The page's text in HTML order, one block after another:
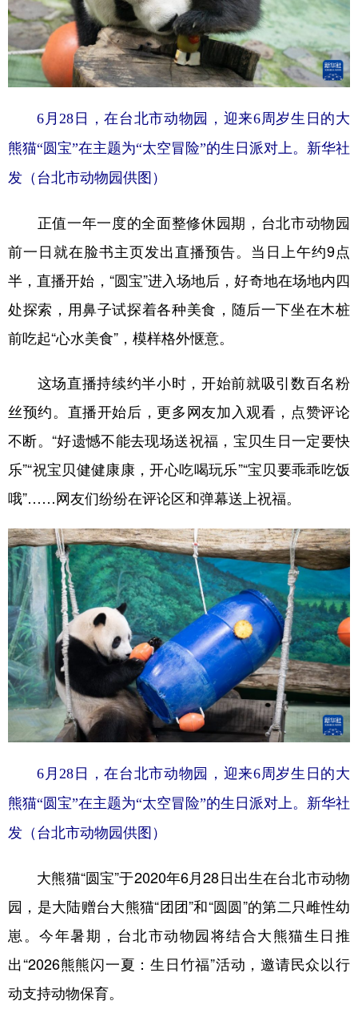
6月28日，在台北市动物园，迎来6周岁生日的大
熊猫“圆宝”在主题为“太空冒险”的生日派对上。 新华社
发（台北市动物园供图）
正值一年一度的全面整修休园期，台北市动物园
前一日就在脸书主页发出直播预告。当日上午约9点
半，直播开始，“圆宝”进入场地后，好奇地在场地内四
处探索，用鼻子试探着各种美食，随后一下坐在木桩
前吃起“心水美食”，模样格外惬意。
这场直播持续约半小时，开始前就吸引数百名粉
丝预约。直播开始后，更多网友加入观看，点赞评论
不断。“好遗憾不能去现场送祝福，宝贝生日一定要快
乐”“祝宝贝健健康康，开心吃喝玩乐”“宝贝要乖乖吃饭
哦”……网友们纷纷在评论区和弹幕送上祝福。
6月28日，在台北市动物园，迎来6周岁生日的大
熊猫“圆宝”在主题为“太空冒险”的生日派对上。 新华社
发（台北市动物园供图）
大熊猫“圆宝”于2020年6月28日出生在台北市动物
园，是大陆赠台大熊猫“团团”和“圆圆”的第二只雌性幼
崽。今年暑期，台北市动物园将结合大熊猫生日推
出“2026熊熊闪一夏：生日竹福”活动，邀请民众以行
动支持动物保育。